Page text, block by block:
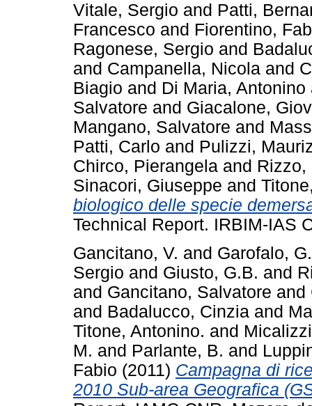
Vitale, Sergio and Patti,
Francesco and Fiorentino,
Ragonese, Sergio and
and Campanella, Nicola and
Biagio and Di Maria, Antonino
Salvatore and Giacalone,
Mangano, Salvatore and
Patti, Carlo and Pulizzi,
Chirco, Pierangela and Rizzo,
Sinacori, Giuseppe and
biologico delle specie
Technical Report. IRBIM-IAS
Gancitano, V. and Garofalo, G.
Sergio and Giusto, G.B. and
and Gancitano, Salvatore and
and Badalucco, Cinzia and
Titone, Antonino. and
M. and Parlante, B. and
Fabio (2011) Campagna di
2010 Sub-area Geografica